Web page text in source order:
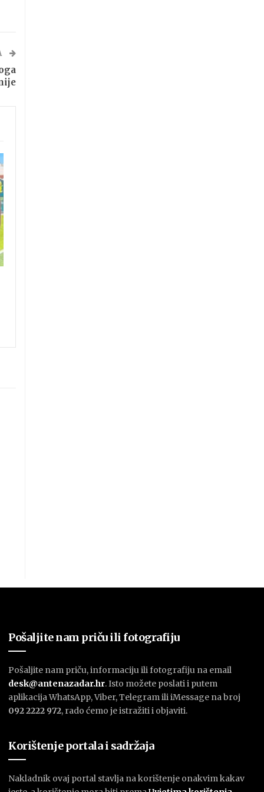
Pošaljite nam priču ili fotografiju
Pošaljite nam priču, informaciju ili fotografiju na email
desk@antenazadar.hr. Isto možete poslati i putem
aplikacija WhatsApp, Viber, Telegram ili iMessage na broj
092 2222 972, rado ćemo je istražiti i objaviti.
Korištenje portala i sadržaja
Nakladnik ovaj portal stavlja na korištenje onakvim kakav